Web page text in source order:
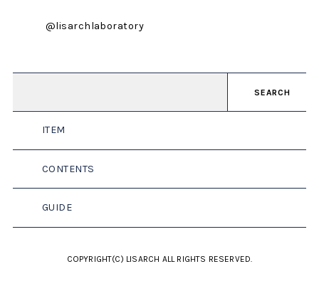
@lisarchlaboratory
SEARCH
ITEM
CONTENTS
GUIDE
COPYRIGHT(C) LISARCH ALL RIGHTS RESERVED.